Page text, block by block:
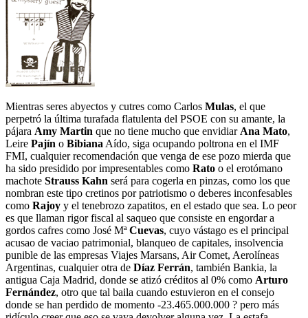
Mientras seres abyectos y cutres como Carlos Mulas, el que
perpetró la última turafada flatulenta del PSOE con su amante, la
pájara Amy Martin que no tiene mucho que envidiar Ana Mato,
Leire Pajín o Bibiana Aído, siga ocupando poltrona en el IMF
FMI, cualquier recomendación que venga de ese pozo mierda que
ha sido presidido por impresentables como Rato o el erotómano
machote Strauss Kahn será para cogerla en pinzas, como los que
nombran este tipo cretinos por patriotismo o deberes inconfesables
como Rajoy y el tenebrozo zapatitos, en el estado que sea. Lo peor
es que llaman rigor fiscal al saqueo que consiste en engordar a
gordos cafres como José MªCuevas, cuyo vástago es el principal
acusao de vaciao patrimonial, blanqueo de capitales, insolvencia
punible de las empresas Viajes Marsans, Air Comet, Aerolíneas
Argentinas, cualquier otra de Díaz Ferrán, también Bankia, la
antigua Caja Madrid, donde se atizó créditos al 0% como Arturo
Fernández, otro que tal baila cuando estuvieron en el consejo
donde se han perdido de momento -23.465.000.000 ? pero más